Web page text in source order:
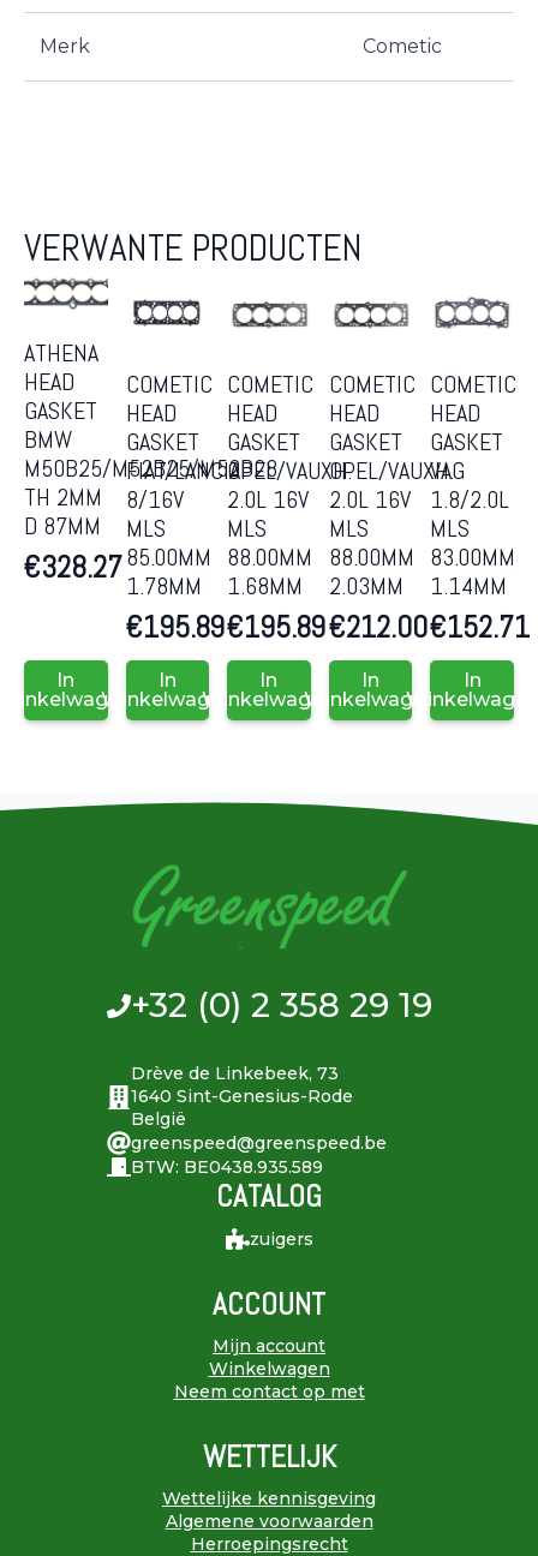
Merk Cometic
VERWANTE PRODUCTEN
ATHENA
HEAD
GASKET
BMW
M50B25/M52B25/M52B28
TH 2MM
D 87MM
€328.27
In
Winkelwagen
COMETIC
HEAD
GASKET
FIAT/LANCIA
8/16V
MLS
85.00MM
1.78MM
€195.89
In
Winkelwagen
COMETIC
HEAD
GASKET
OPEL/VAUXH.
2.0L 16V
MLS
88.00MM
1.68MM
€195.89
In
Winkelwagen
COMETIC
HEAD
GASKET
OPEL/VAUXH.
2.0L 16V
MLS
88.00MM
2.03MM
€212.00
In
Winkelwagen
COMETIC
HEAD
GASKET
VAG
1.8/2.0L
MLS
83.00MM
1.14MM
€152.71
In
Winkelwagen
+32 (0) 2 358 29 19
Drève de Linkebeek, 73
1640 Sint-Genesius-Rode
België
greenspeed@greenspeed.be
BTW: BE0438.935.589
CATALOG
zuigers
ACCOUNT
Mijn account
Winkelwagen
Neem contact op met
WETTELIJK
Wettelijke kennisgeving
Algemene voorwaarden
Herroepingsrecht